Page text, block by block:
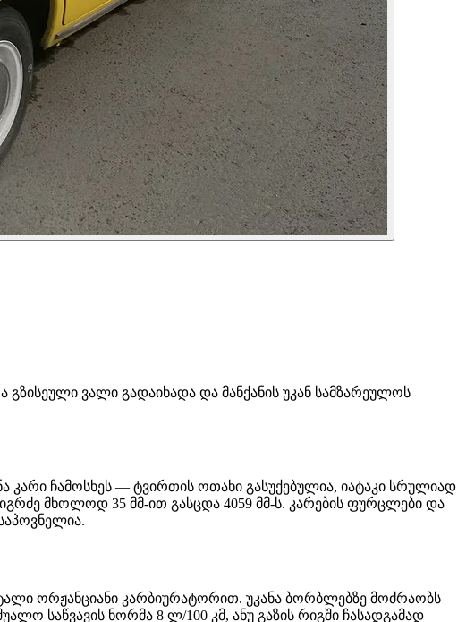
გზისეული ვალი გადაიხადა და მანქანის უკან სამზარეულოს
კარი ჩამოსხეს — ტვირთის ოთახი გასუქებულია, იატაკი სრულიად
მხოლოდ 35 მმ-ით გასცდა 4059 მმ-ს. კარების ფურცლები და
ორჟანციანი კარბიურატორით. უკანა ბორბლებზე მოძრაობს
საწვავის ნორმა 8 ლ/100 კმ, ანუ გაზის რიგში ჩასადგამად